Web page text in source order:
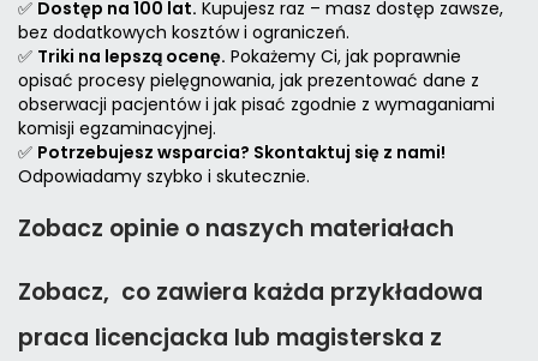
✅ Dostęp na 100 lat. Kupujesz raz – masz dostęp zawsze,
bez dodatkowych kosztów i ograniczeń.
✅ Triki na lepszą ocenę. Pokażemy Ci, jak poprawnie
opisać procesy pielęgnowania, jak prezentować dane z
obserwacji pacjentów i jak pisać zgodnie z wymaganiami
komisji egzaminacyjnej.
✅ Potrzebujesz wsparcia? Skontaktuj się z nami!
Odpowiadamy szybko i skutecznie.
Zobacz opinie o naszych materiałach
Zobacz, co zawiera każda przykładowa
praca licencjacka lub magisterska z